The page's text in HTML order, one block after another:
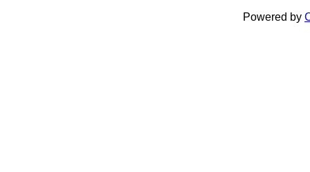
Powered by